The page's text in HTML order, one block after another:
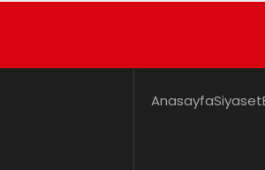
AnasayfaSiyaset